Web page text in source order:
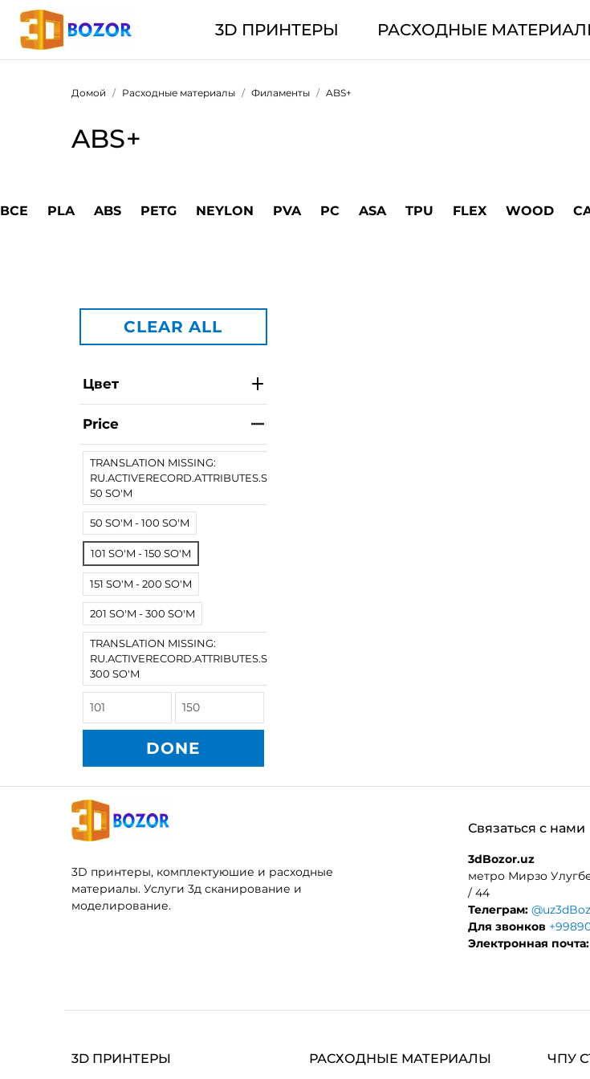
3D ПРИНТЕРЫ РАСХОДНЫЕ
Домой Расходные материалы Филаменты ABS+
ABS+
ВСЕ PLA ABS PETG NEYLON PVA PC ASA TPU FLEX WOOD
CLEAR ALL
Цвет
Price
TRANSLATION MISSING:
RU.ACTIVERECORD.ATTRIBUTES.SPREE/PRODUCT.LESS_THAN
50 SO'M
50 SO'M - 100 SO'M
101 SO'M - 150 SO'M
151 SO'M - 200 SO'M
201 SO'M - 300 SO'M
TRANSLATION MISSING:
RU.ACTIVERECORD.ATTRIBUTES.SPREE/PRODUCT.MORE_THAN
300 SO'M
DONE
3D принтеры, комплектуюшие и расходные
материалы. Услуги 3д сканирование и
моделирование.
Связаться с нами
3dBozor.uz
метро Мирзо
/ 44
Телеграм:
Для звонков
Электронная почта:
3D ПРИНТЕРЫ РАСХОДНЫЕ МАТЕРИАЛЫ ЧПУ